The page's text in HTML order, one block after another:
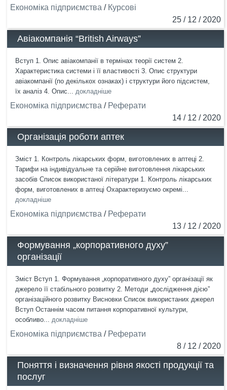
Економіка підприємства / Курсові
25 / 12 / 2020
Авіакомпанія “British Airways”
Вступ 1. Опис авіакомпанії в термінах теорії систем 2.
Характеристика системи і її властивості 3. Опис структури
авіакомпанії (по декількох ознаках) і структури його підсистем,
їх аналіз 4. Опис... докладніше
Економіка підприємства / Реферати
14 / 12 / 2020
Організація роботи аптек
Зміст 1. Контроль лікарських форм, виготовлених в аптеці 2.
Тарифи на індивідуальне та серійне виготовлення лікарських
засобів Список використаної літератури 1. Контроль лікарських
форм, виготовлених в аптеці Охарактеризуємо окремі...
докладніше
Економіка підприємства / Реферати
13 / 12 / 2020
Формування „корпоративного духу”
організації
Зміст Вступ 1. Формування „корпоративного духу” організації як
джерело її стабільного розвитку 2. Методи „дослідження дією”
організаційного розвитку Висновки Список використаних джерел
Вступ Останнім часом питання корпоративної культури,
особливо... докладніше
Економіка підприємства / Реферати
8 / 12 / 2020
Поняття і визначення рівня якості продукції та
послуг